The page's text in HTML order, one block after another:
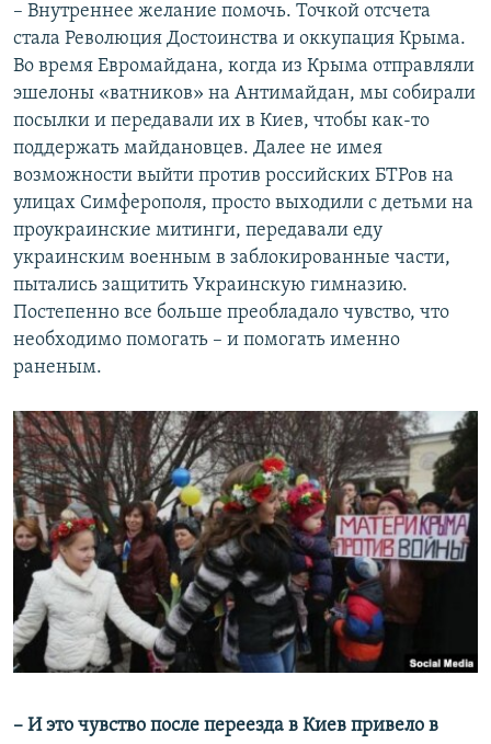
– Внутреннее желание помочь. Точкой отсчета
стала Революция Достоинства и оккупация Крыма.
Во время Евромайдана, когда из Крыма отправляли
эшелоны «ватников» на Антимайдан, мы собирали
посылки и передавали их в Киев, чтобы как-то
поддержать майдановцев. Далее не имея
возможности выйти против российских БТРов на
улицах Симферополя, просто выходили с детьми на
проукраинские митинги, передавали еду
украинским военным в заблокированные части,
пытались защитить Украинскую гимназию.
Постепенно все больше преобладало чувство, что
необходимо помогать – и помогать именно
раненым.
– И это чувство после переезда в Киев привело в